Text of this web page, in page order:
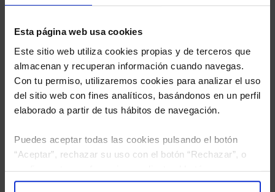
Esta página web usa cookies
Este sitio web utiliza cookies propias y de terceros que
almacenan y recuperan información cuando navegas.
Con tu permiso, utilizaremos cookies para analizar el uso
del sitio web con fines analíticos, basándonos en un perfil
elaborado a partir de tus hábitos de navegación.
Puedes aceptar todas las cookies pulsando el botón
“Aceptar”, rechazar su uso con el botón “Rechazar”, o
“Configuración”. Consulta nuestraPolítica
He leídola política de privacidady consiento el
tratamiento de mis datos personales.